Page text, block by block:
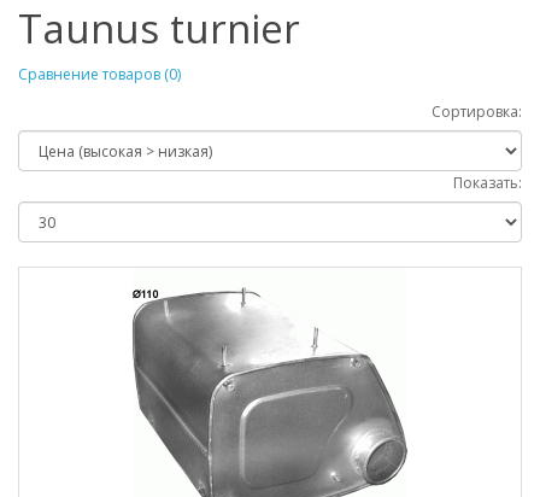
Taunus turnier
Сравнение товаров (0)
Сортировка:
Показать: